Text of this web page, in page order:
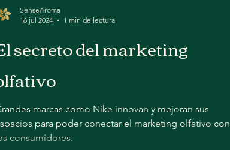
secreto del marketing
marcas como Nike innovan y mejoran sus
para poder conectar el marketing olfativo con
consumidores.
SenseAroma
16 jul 2024
1 min de lectura